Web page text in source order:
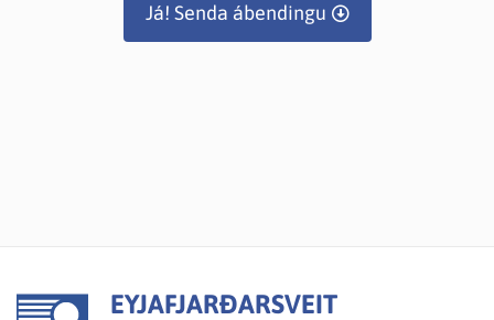
Já! Senda ábendingu
EYJAFJARÐARSVEIT